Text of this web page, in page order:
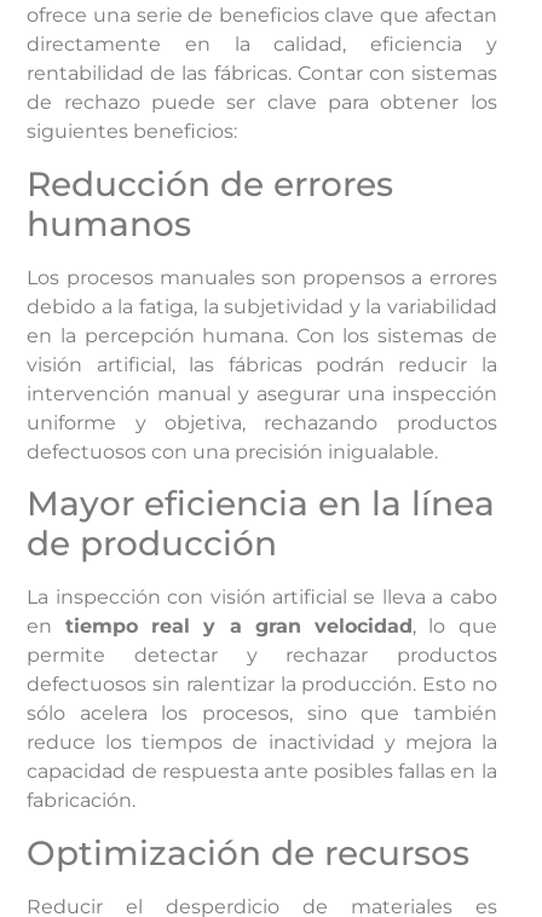
ofrece una serie de beneficios clave que afectan
directamente en la calidad, eficiencia y
rentabilidad de las fábricas. Contar con sistemas
de rechazo puede ser clave para obtener los
siguientes beneficios:
Reducción de errores
humanos
Los procesos manuales son propensos a errores
debido a la fatiga, la subjetividad y la variabilidad
en la percepción humana. Con los sistemas de
visión artificial, las fábricas podrán reducir la
intervención manual y asegurar una inspección
uniforme y objetiva, rechazando productos
defectuosos con una precisión inigualable.
Mayor eficiencia en la línea
de producción
La inspección con visión artificial se lleva a cabo
en tiempo real y a gran velocidad , lo que
permite detectar y rechazar productos
defectuosos sin ralentizar la producción. Esto no
sólo acelera los procesos, sino que también
reduce los tiempos de inactividad y mejora la
capacidad de respuesta ante posibles fallas en la
fabricación.
Optimización de recursos
Reducir el desperdicio de materiales es